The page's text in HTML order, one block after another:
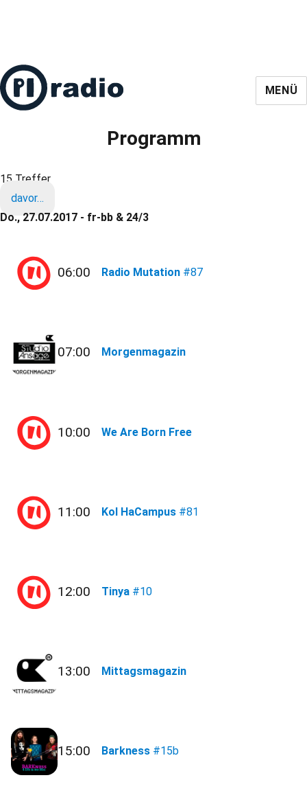
MENÜ
Programm
15 Treffer
davor…
Do., 27.07.2017 - fr-bb & 24/3
06:00 Radio Mutation #87
07:00 Morgenmagazin
10:00 We Are Born Free
11:00 Kol HaCampus #81
12:00 Tinya #10
13:00 Mittagsmagazin
15:00 Barkness #15b